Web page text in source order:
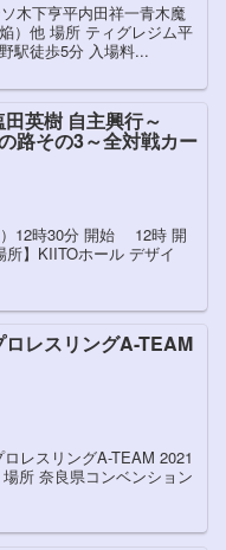
木下亨平内田祥一青木魔
）他 場所 ティグレジム平
駅徒歩5分 入場料...
田英樹 自主興行～
路その3～全対戦カー
）12時30分 開始 12時 開
】KIITOホール デザイ
ロレスリングA-TEAM
レスリングA-TEAM 2021
所 奈良県コンベンション